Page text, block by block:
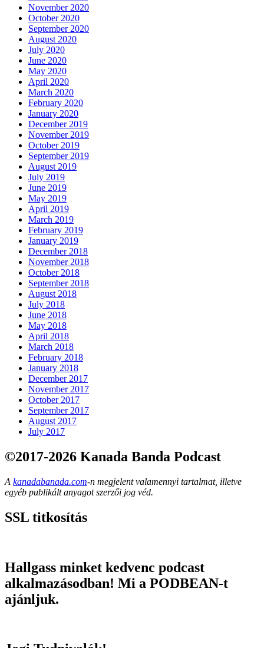
November 2020
October 2020
September 2020
August 2020
July 2020
June 2020
May 2020
April 2020
March 2020
February 2020
January 2020
December 2019
November 2019
October 2019
September 2019
August 2019
July 2019
June 2019
May 2019
April 2019
March 2019
February 2019
January 2019
December 2018
November 2018
October 2018
September 2018
August 2018
July 2018
June 2018
May 2018
April 2018
March 2018
February 2018
January 2018
December 2017
November 2017
October 2017
September 2017
August 2017
July 2017
©2017-2026 Kanada Banda Podcast
A kanadabanada.com-n megjelent valamennyi tartalmat, illetve
egyéb publikált anyagot szerzői jog véd.
SSL titkosítás
Hallgass minket kedvenc podcast
alkalmazásodban! Mi a PODBEAN-t
ajánljuk.